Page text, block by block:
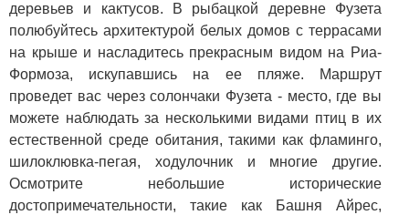
деревьев и кактусов. В рыбацкой деревне Фузета
полюбуйтесь архитектурой белых домов с террасами
на крыше и насладитесь прекрасным видом на Риа-
Формоза, искупавшись на ее пляже. Маршрут
проведет вас через солончаки Фузета - место, где вы
можете наблюдать за несколькими видами птиц в их
естественной среде обитания, такими как фламинго,
шилоклювка-пегая, ходулочник и многие другие.
Осмотрите небольшие исторические
достопримечательности, такие как Башня Айрес,